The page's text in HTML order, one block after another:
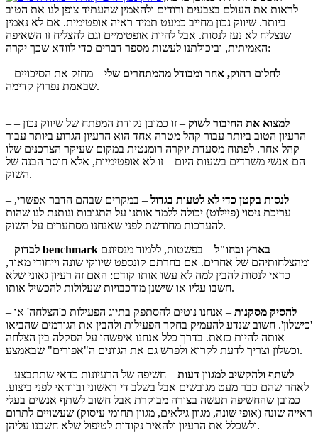
לראות את העולם בצבעים ורודים ולהאמין שהעתיד צופן לנו את הטוב
ביותר. שיווק נכון מחייב כמעט תמיד ראיה אופטימית. אם לא נאמין
שנצליח לא נעז לנסות. אבל להיות אופטימיים וגם להצליח זו השאיפה
האמיתית, וביכולתנו לעשות מספר דברים כדי לוודא שכך יקרה:
– לחלום רחוק, אחר ומבודל מהמתחרים שלי – מחזק את הסיכויים
שבאמת נפרוץ קדימה.
– למצוא את החיבור לשוק – זו כמובן נקודת המפתח של שיווק נכון –
הרעיון הטוב ביותר עבור קהל מטרה אחד הוא הרעיון הגרוע ביותר עבור
קהל אחר. לפתוח מסעדת יוקרה רומנטית במקום שעיקר הצרכנים שלו
הם אנשי משרדים בשעות היום – זו לא אופטימיות, אלא חוסר הבנה של
השוק.
– לנסות בקטן כדי לא לטעות בגדול – במקרים שבהם הדבר אפשרי,
עריכת ניסוי (פיילוט) יכולה ללמד אותנו על התגובות ונותנת לנו שהות
להערכות מחודשת לפני שאנחנו מסתערים על השוק.
–
לבדוק benchmark בארץ ובחו"ל – בפשטות, ללמוד מנסיונם
ומהצלחותיהם של אחרים. אם בחרתם קונספט שיווקי שונה וייחודי מאוד,
כדאי לנסות להבין למה לא עשו אותו קודם: האם זה רעיון גאוני שלא
חשבו עליו או שישנן מורכבויות שעלולות להכשיל אותו.
–
להסיק מסקנות – אנחנו נוטים להסתפק בתיוג הפעילות כ'הצלחה' או
'כישלון'. חשוב שנדע להעמיק בחקר הפעילות ולהבין את הגורמים שהביאו
אותה להיות כזאת. בדרך כלל אנחנו איפשהו על הסקלה בין הצלחה
וכשלון וצריך לדעת לקרוא ולפרש גם את הגוונים ה"אפורים" שבאמצע.
–
לשתף ולהקשיב למגוון דעות – חשיפה של הרעיונות כדאי שתתבצע
לאחר שהם כבר מעט מגובשים אבל בשלב די ראשוני ובוודאי לפני ביצוע.
כמובן שהחשיפה תעשה בצורה מבוקרת אבל חשוב לשתף אנשים בעלי
ראייה שונה (אופי שונה, מגוון גילאים, מגוון תחומי עיסוק) שעשויים לתרום
ולשכלל את הרעיון ולהאיר נקודות לטיפול שלא חשבנו עליהן.